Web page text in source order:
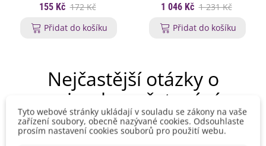
155 Kč 172 Kč
Přidat do košíku
1 046 Kč 1 231 Kč
Přidat do košíku
Nejčastější otázky o
osivech a pěstování
Jak vybrat správná semena pro pěstování?
Tyto webové stránky ukládají v souladu se zákony na vaše
zařízení soubory, obecně nazývané cookies. Odsouhlaste
prosím nastavení cookies souborů pro použití webu.